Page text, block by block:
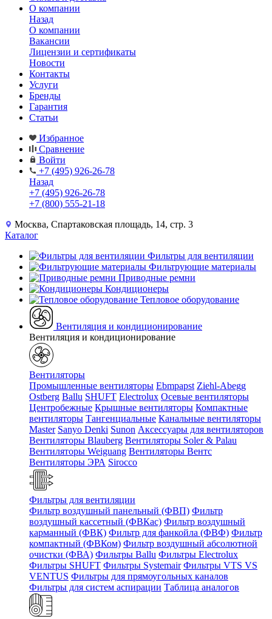
О компании
Назад
О компании
Вакансии
Лицензии и сертификаты
Новости
Контакты
Услуги
Бренды
Гарантия
Статьи
Избранное
Сравнение
Войти
+7 (495) 926-26-78
Назад
+7 (495) 926-26-78
+7 (800) 555-21-18
Москва, Спартаковская площадь, 14, стр. 3
Каталог
Фильтры для вентиляции
Фильтрующие материалы
Приводные ремни
Кондиционеры
Тепловое оборудование
Вентиляция и кондиционирование
Вентиляция и кондиционирование
Вентиляторы
Промышленные вентиляторы Ebmpapst Ziehl-Abegg
Ostberg Ballu SHUFT Electrolux Осевые вентиляторы
Центробежные Крышные вентиляторы Компактные
вентиляторы Тангенциальные Канальные вентиляторы
Master Sanyo Denki Sunon Аксессуары для вентиляторов
Вентиляторы Blauberg Вентиляторы Soler & Palau
Вентиляторы Weiguang Вентиляторы Вентс
Вентиляторы ЭРА Sirocco
Фильтры для вентиляции
Фильтр воздушный панельный (ФВП) Фильтр
воздушный кассетный (ФВКас) Фильтр воздушный
карманный (ФВК) Фильтр для фанкойла (ФВФ) Фильтр
компактный (ФВКом) Фильтр воздушный абсолютной
очистки (ФВА) Фильтры Ballu Фильтры Electrolux
Фильтры SHUFT Фильтры Systemair Фильтры VTS VS
VENTUS Фильтры для прямоугольных каналов
Фильтры для систем аспирации Таблица аналогов